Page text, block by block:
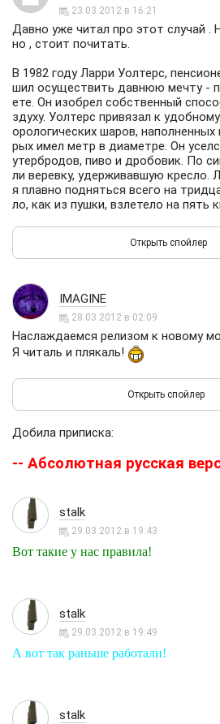
23.03.2012 в 16:21
Давно уже читал про этот случай .
но , стоит почитать.
В 1982 году Ларри Уолтерс,
шил осуществить давнюю мечту -
ете. Он изобрел собственный
здуху. Уолтерс привязал к
орологических шаров,
рых имел метр в диаметре. Он
утербродов, пиво и дробовик. По
ли веревку, удерживавшую кресло.
я плавно подняться всего на
ло, как из пушки, взлетело на пять
IMAGINE
28.03.2012 в 02:09
Наслаждаемся релизом к новому
Я читаль и плякаль!
Добила приписка:
-- Абсолютная русская
stalk
29.03.2012 в 19:43
Вот такие у нас правила!
stalk
29.03.2012 в 19:49
А вот так раньше работали!
stalk